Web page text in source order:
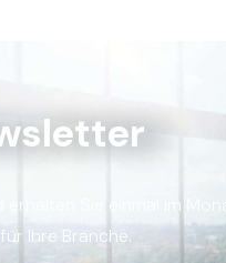
Sie einmal im
Ihre Branche.